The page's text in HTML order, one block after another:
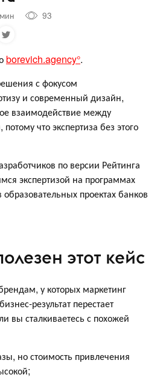
93
borevich.agency°.
с фокусом
и современный дизайн,
взаимодействие между
что экспертиза без этого
по версии Рейтинга
экспертизой на программах
проектах банков
этот кейс
у которых маркетинг
результат перестает
вы сталкиваетесь с похожей
но стоимость привлечения